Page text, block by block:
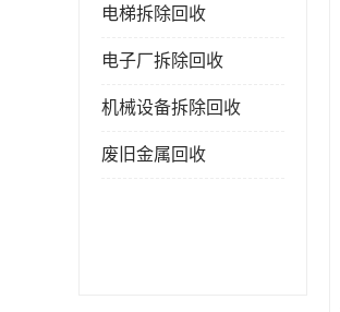
电梯拆除回收
电子厂拆除回收
机械设备拆除回收
废旧金属回收